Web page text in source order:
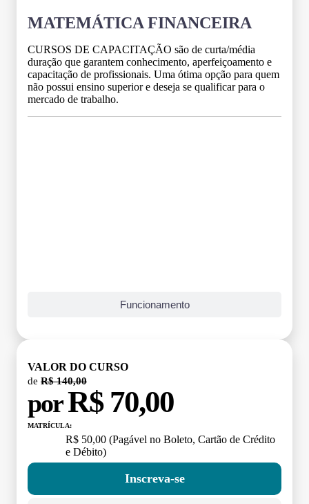
MATEMÁTICA FINANCEIRA
CURSOS DE CAPACITAÇÃO são de curta/média
duração que garantem conhecimento, aperfeiçoamento e
capacitação de profissionais. Uma ótima opção para quem
não possui ensino superior e deseja se qualificar para o
mercado de trabalho.
Funcionamento
VALOR DO CURSO
de R$ 140,00
porR$ 70,00
MATRÍCULA:
R$ 50,00 (Pagável no Boleto, Cartão de Crédito
e Débito)
Inscreva-se